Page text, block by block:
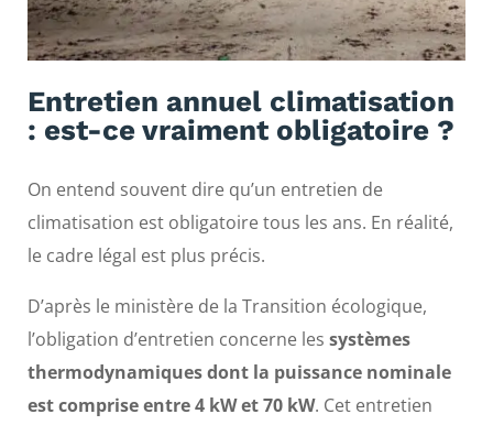
Entretien annuel climatisation
: est-ce vraiment obligatoire ?
On entend souvent dire qu’un entretien de
climatisation est obligatoire tous les ans. En réalité,
le cadre légal est plus précis.
D’après le ministère de la Transition écologique,
l’obligation d’entretien concerne les systèmes
thermodynamiques dont la puissance nominale
est comprise entre 4 kW et 70 kW. Cet entretien